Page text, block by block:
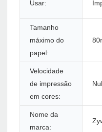
Usar:
Tamanho
máximo do
papel:
Velocidade
de impressão
em cores:
Nome da
marca: